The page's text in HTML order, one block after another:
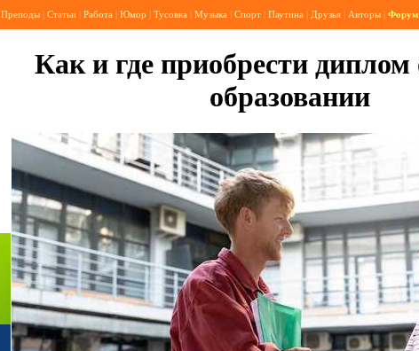
Преподы | Статьи | Работа | Юмор | Тусовка | Музыка | Спорт | Паутина | Друзья | Авторы | Форум
Как и где приобрести
образовании